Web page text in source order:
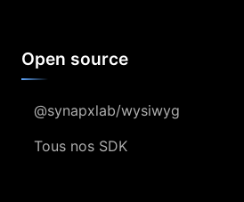
Open source
@synapxlab/wysiwyg
Tous nos SDK